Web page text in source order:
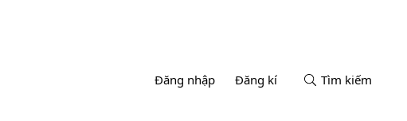
Đăng nhập Đăng kí Tìm kiếm